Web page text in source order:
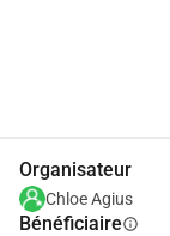
Organisateur
Chloe Agius
Bénéficiaireinfo